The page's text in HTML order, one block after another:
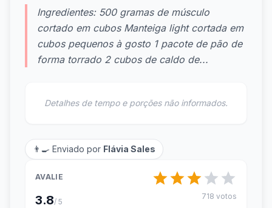
Ingredientes: 500 gramas de músculo
cortado em cubos Manteiga light cortada em
cubos pequenos à gosto 1 pacote de pão de
forma torrado 2 cubos de caldo de...
Detalhes de tempo e porções não informados.
👨‍🍳 Enviado por Flávia Sales
AVALIE
3.8/ 5
718 votos